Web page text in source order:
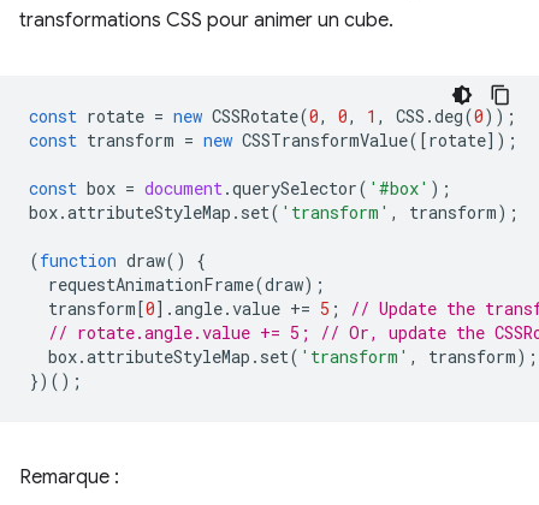
transformations CSS pour animer un cube.
const rotate = new CSSRotate(0, 0, 1 , CSS .deg(0));
const transform = new CSSTransformValue([rotate]);
const box = document.querySelector( '#box' );
box.attributeStyleMap . set( 'transform' , transform);
(function draw()
{
requestAnimationFrame(draw);
transform[0].angle.value += 5 ;
// Update the
// rotate.angle.value += 5; // Or, update the
box.attributeStyleMap . set( 'transform' , transform);
})();
Remarque :